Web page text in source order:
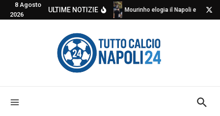
Salta al contenuto
8 Agosto
2026
ULTIME NOTIZIE Mourinho elogia il Napoli e critica